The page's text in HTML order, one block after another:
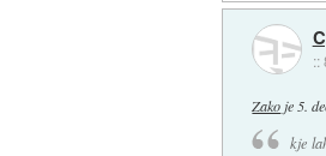
::
Zakoje5.
kje